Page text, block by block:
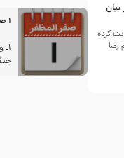
کرده
رضا
1 صفر المظفر